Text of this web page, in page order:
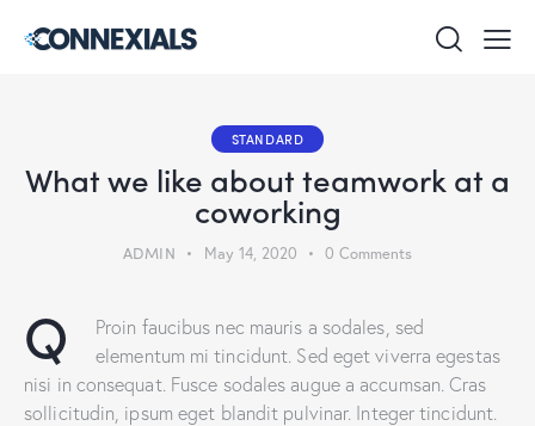
STANDARD
What we like about teamwork at a
coworking
ADMIN May 14, 2020 0 Comments
Q
Proin faucibus nec mauris a sodales, sed
elementum mi tincidunt. Sed eget viverra egestas
nisi in consequat. Fusce sodales augue a accumsan. Cras
sollicitudin, ipsum eget blandit pulvinar. Integer tincidunt.